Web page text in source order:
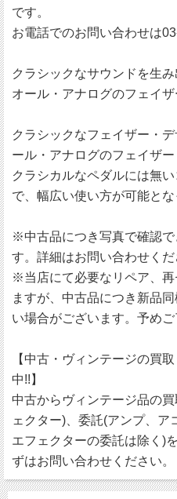
です。
お電話でのお問い合わせは
クラシックなサウンドを生
オール・アナログのフェイザ
クラシックなフェイザー・
ール・アナログのフェイザー
クラシカルなペダルには無
で、幅広い使い方が可能とな
※中古品につき写真で確認で
す。詳細はお問い合わせくだ
※当店にて必要なリペア、再
ますが、中古品につき新品
い場合がございます。予めご
【中古・ヴィンテージの買
中!!】
中古からヴィンテージ品の
ェクター)、委託(アンプ、ア
エフェクターの委託は除く)
ずはお問い合わせください。